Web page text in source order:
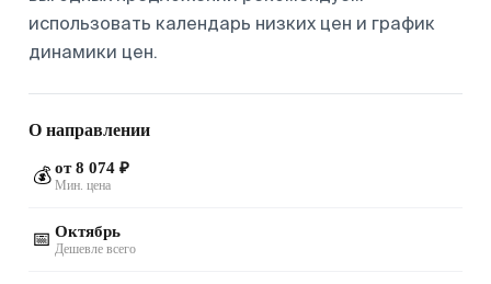
использовать календарь низких цен и график
динамики цен.
О направлении
💰 от 8 074 ₽
Мин. цена
📅 Октябрь
Дешевле всего